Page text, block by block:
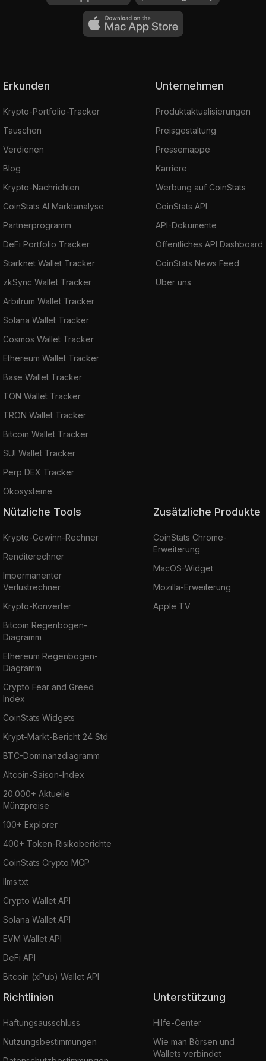
Erkunden
Krypto-Portfolio-Tracker
Tauschen
Verdienen
Blog
Krypto-Nachrichten
CoinStats AI Marktanalyse
Partnerprogramm
DeFi Portfolio Tracker
Starknet Wallet Tracker
zkSync Wallet Tracker
Arbitrum Wallet Tracker
Solana Wallet Tracker
Cosmos Wallet Tracker
Ethereum Wallet Tracker
Base Wallet Tracker
TON Wallet Tracker
TRON Wallet Tracker
Bitcoin Wallet Tracker
SUI Wallet Tracker
Perp DEX Tracker
Ökosysteme
Unternehmen
Produktaktualisierungen
Preisgestaltung
Pressemappe
Karriere
Werbung auf CoinStats
CoinStats API
API-Dokumente
Öffentliches API Dashboard
CoinStats News Feed
Über uns
Nützliche Tools
Krypto-Gewinn-Rechner
Renditerechner
Impermanenter
Verlustrechner
Krypto-Konverter
Bitcoin Regenbogen-
Diagramm
Ethereum Regenbogen-
Diagramm
Crypto Fear and Greed
Index
CoinStats Widgets
Krypt-Markt-Bericht 24 Std
BTC-Dominanzdiagramm
Altcoin-Saison-Index
20.000+ Aktuelle
Münzpreise
100+ Explorer
400+ Token-Risikoberichte
CoinStats Crypto MCP
llms.txt
Crypto Wallet API
Solana Wallet API
EVM Wallet API
DeFi API
Bitcoin (xPub) Wallet API
Zusätzliche Produkte
CoinStats Chrome-
Erweiterung
MacOS-Widget
Mozilla-Erweiterung
Apple TV
Richtlinien
Haftungsausschluss
Nutzungsbestimmungen
Unterstützung
Hilfe-Center
Wie man Börsen und
Wallets verbindet